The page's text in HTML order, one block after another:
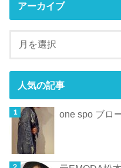
アーカイブ
人気の記事
one spo ブロ